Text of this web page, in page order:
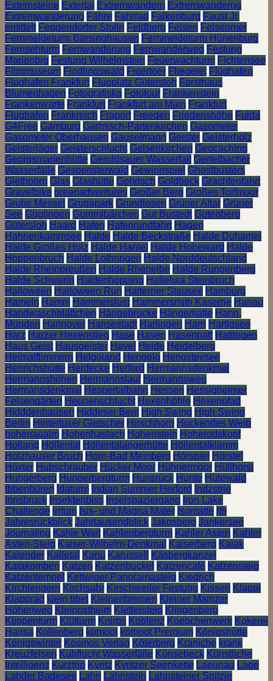
Externsteine Extertal Extremwandern Extremwanderng
Extremwanderung Fähre Fahrrad Falkenburg Faust Jr.
emittelt Feggendorfer Stolln Feldberg Felsen Felsenmer
Fernmeldeturm Barsinghausen Fernmeldeturm Hünenburg
Fernsehturm Fernwanderung Fernwanderweg Festung
Marienbrg Festung Wilhelmstein Feuerwachturm Fichtensee
Filmmuseum Findlingswald Fjoertoer Fliegerei Flughafen
Flughafen Frankfurt Flugplatz Gütersloh Forsthaus
Blumenhagen Fotografiska Fototour Frankenstein
Frankenwarte Frankfurt Frankfurt am Main Frankfurt
Flughafen Frankreich Fraport Freeden Friedenshöhe Fulda
G4Free Gamburg Garmisch-Partenkirchen Gasometer
Gasometer Oberhausen Gauselmann Geister Geisterholz
Geisterjäger Geisterschlucht Gelsenkirchen Geocaching
Georgsmarienhütte Geroldsauer Wasserfall
Gertelbacher
Wasserfälle Gespensterwald Gewinnspiel Ghostbusters
Giethoorn Glas Glashütte Gohrisch Goldbeck Grachtenfahrt
Gravelbike greenadventures Großer Berg Großes Torfmoor
Grube Messel Grugapark Grundlosen Grüner Altar Grüner
See Güglingen Gummibärchen Gut Bustedt Gutenberg
Gütersloh Haard Hafen Hafenrundfahrt Hagen
Hahnenkammsee Halde Halde Beckstraße Halde Duhamel
Halde Großes Holz Halde Haniel Halde Hoheward Halde
Hoppenbruch Halde Lothringen Halde Norddeutschland
Halde Rheinpreußen Halde Rhenelbe Halde Rungenberg
Halde Schwerin Haldenhopping Halleluja Steinbruch
Halloween Halloween Run Halterner Stausee Hamburg
Hameln Hamm Hammerslust Hammersmith Kaserne Hanau
Handwaschblättchen Hängebrücke Hängematte Hann.
Münden Hannover Hansestadt Harlingen Harrl Hartigsee
Harz Harzer Hexenstieg Hase Hasen Hasenpatt Hattingen
Haus Geist Hausgeister Havel Heide Heidelberg
Heimatflimmern Helgoland Hengelo Hengsteysee
Henrichshütte Herdecke Herford Hermannsdenkmal
Hermannshöhen Hermannslauf Hermannsweg
Hermansdenkmal
Hespertalbahn Hessen Hessigheimer
Felsengärten Heunenschlucht Hexenhöhle Hexenpfad
Hidddenhausen Hiddeser Bent High Swing High Swing
Berlin Hintertuxer Gletscher Hirschhorn Hockendes Weib
hohenaualm Hohenhaslach Hohenstein Hoherodskopf
Holland Höllental Höllentalangerhütte Höllentalklamm
Holzhauser Bruch Horn-Bad Meinberg Hörspiel Hörstel
Höxter Hubschrauber Hücker Moor Hühnermoor Hüllhorst
Hungerberg Hungerbergturm Hunsrück Hunte Hutewald
Ibbenbüren Idaturm Indian Summer Herford
Indzstrie
Innsbruck Insektenbiss Inselspaziergang Iron Lake
Challenge Irrtum Isis- und Magna Mater Isomatte Ith
Jahresrückblick Jahrtausendblick Jakosberg Jankersee
Journaling Kahle Wart Kahlenbergturm Kahler Asten Kahler
Asten-Steig Kaiser-Wilhelm-Denkmal Kaiserberg Kajak
Kalender Kalletal Kanu Karussell
Käsbergkanzel
Katakomben Katzen Katzenbuckel Katzencafé Katzensteig
Katzentempel Kettwiger Panoramasteig Kiedrich
Kirchlengern Kirchsahr Kirschweiler Festung Kissen Klappi
Klapprad klein tibet Kleinenbremen Kleiner Mainzer
Höhenweg Kleinostheim Klettersteig Klingenberg
Klippenturm Klütturm Knirps Koblenz Koepchenwerk Kokerei
Hansa Kollenberg komoot komoot Premium Königshütte
Königswinter Kosmos Verlag Köterberg Kraniche krank
Kreuzfelsen Kuhflucht Wasserfälle Künsebeck Künstliche
Intelligenz Kurztrip Kyritz Kyritzer Seenkette Laeunau Lage
Lahder Badesee Lahn Lahnstein Lahnsteiner Spitzje